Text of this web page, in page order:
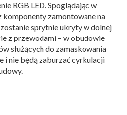
RGB LED. Spoglądając w
komponenty zamontowane na
zostanie sprytnie ukryty w dolnej
z przewodami – w obudowie
służących do zamaskowania
i nie będą zaburzać cyrkulacji